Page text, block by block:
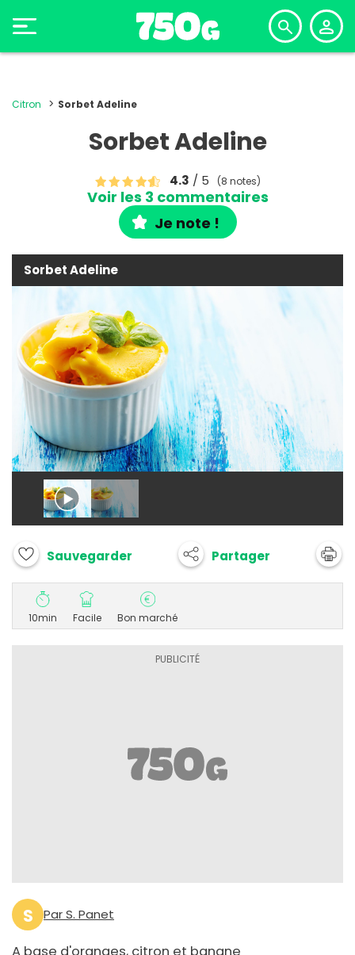
Citron Sorbet Adeline
Sorbet Adeline
4.3 / 5 (8 notes)
Voir les 3 commentaires
Je note !
Sorbet Adeline
Sauvegarder Partager
10min Facile Bon marché
S Par S. Panet